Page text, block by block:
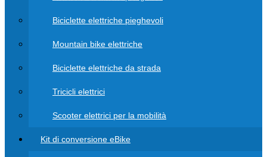
Biciclette elettriche pieghevoli
Mountain bike elettriche
Biciclette elettriche da strada
Tricicli elettrici
Scooter elettrici per la mobilità
Kit di conversione eBike